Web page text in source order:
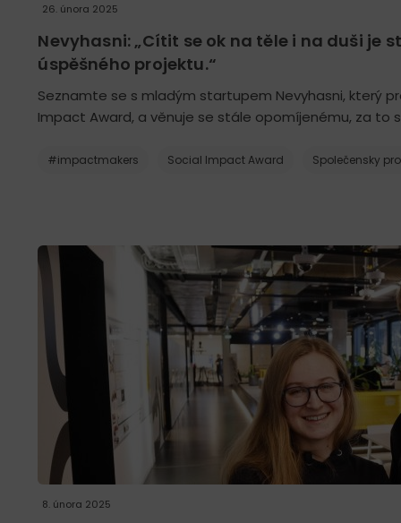
26. února 2025
Nevyhasni: „Cítit se ok na těle i na duši je
úspěšného projektu.“
Seznamte se s mladým startupem Nevyhasni, který
Impact Award, a věnuje se stále opomíjenému, za to
#impactmakers Social Impact Award Společensky
8. února 2025